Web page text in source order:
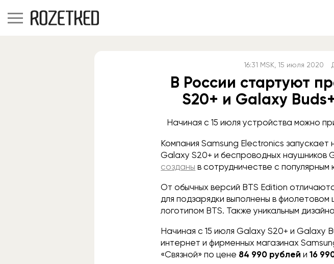
16:31 MSK , 15 июля 2020
В России стартуют
S20+ и Galaxy
Начиная с 15 июля устройства можно
Компания Samsung Electronics
Galaxy S20+ и беспроводных наушников
созданы в сотрудничестве с
От обычных версий BTS Edition
для подзарядки выполнены в
логотипом BTS. Также уникальным
Начиная с 15 июля Galaxy S20+ и Galaxy
интернет и фирменных магазинах
«Связной» по цене 84 990 рублей и16